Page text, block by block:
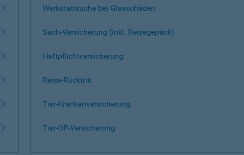
Werkstattsuche bei Glasschäden
Sach-Versicherung (inkl. Reisegepäck)
Haftpflichtversicherung
Reise-Rücktritt
Tier-Krankenversicherung
Tier-OP-Versicherung